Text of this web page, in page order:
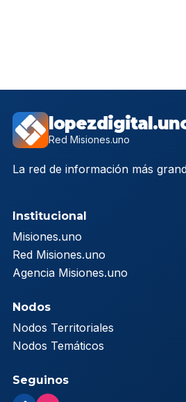
Red Misiones.uno
La red de información más
Institucional
Misiones.uno
Red Misiones.uno
Agencia Misiones.uno
Nodos
Nodos Territoriales
Nodos Temáticos
Seguinos